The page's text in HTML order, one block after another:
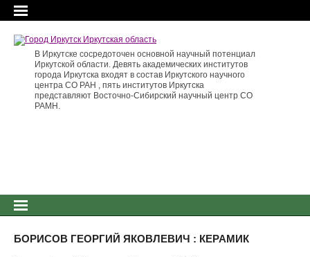
В Иркутске сосредоточен основной научный потенциал
Иркутской области. Девять академических институтов
города Иркутска входят в состав Иркутского научного
центра СО РАН , пять институтов Иркутска
представляют Восточно-Сибирский научный центр СО
РАМН.
БОРИСОВ ГЕОРГИЙ ЯКОВЛЕВИЧ : КЕРАМИК